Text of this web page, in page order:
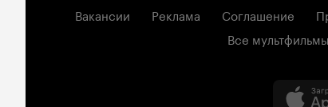
Вакансии Реклама Соглашение
Все мультфильмы